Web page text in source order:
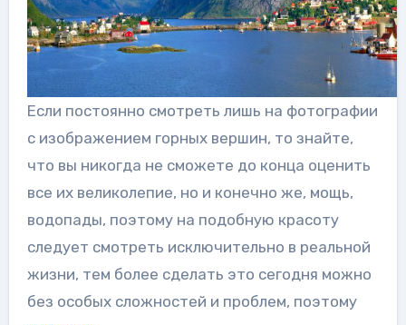
Если постоянно смотреть лишь на фотографии
с изображением горных вершин, то знайте,
что вы никогда не сможете до конца оценить
все их великолепие, но и конечно же, мощь,
водопады, поэтому на подобную красоту
следует смотреть исключительно в реальной
жизни, тем более сделать это сегодня можно
без особых сложностей и проблем, поэтому